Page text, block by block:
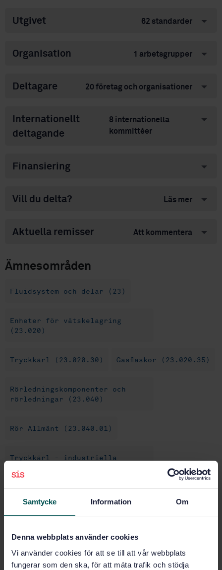
Samtycke Information Om
Denna webbplats använder cookies
Vi använder cookies för att se till att vår webbplats
fungerar som den ska, för att mäta trafik och stödja
Utgivet 62 standarder
Organisation 1 arbetsgrupper
Deltagare 20 företag och organisationer
Internationellt
deltagande
8 internationella
kommittéer
Finansiering
Vill du delta? Läs mer
Aktuella remisser Att kommentera
Ämnesområden
Fluidsystem och delar (23)
Enheter för vätskelagring
(23.020)
Tryckkärl (23.020.30) Gasflaskor (23.020.35)
Rörledningskomponenter och
rörledningar (23.040)
Rör Allmänt (23.040.01)
Tryckkärl - industriella
material (23.040.05)
Hydrauliska system (23.100)
Övriga komponenter till